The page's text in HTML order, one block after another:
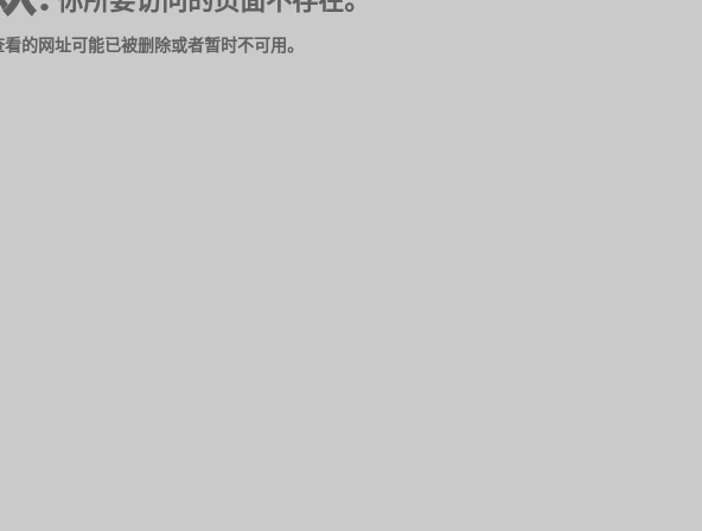
的网址可能已被删除或者暂时不可用。